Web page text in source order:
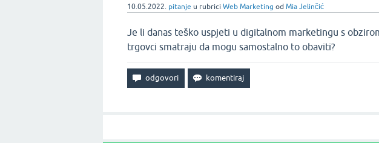
10.05.2022. pitanje u rubrici Web Marketing od Mia Jelinčić
Je li danas teško uspjeti u digitalnom marketingu s
trgovci smatraju da mogu samostalno to obaviti?